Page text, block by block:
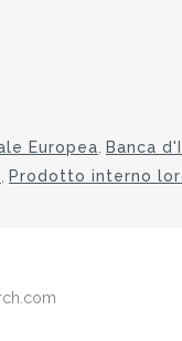
Europea, Banca
, Prodotto interno